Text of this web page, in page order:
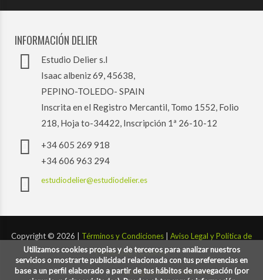
Utilizamos cookies propias y de terceros para analizar nuestros
servicios o mostrarte publicidad relacionada con tus preferencias en
base a un perfil elaborado a partir de tus hábitos de navegación (por
INFORMACIÓN DELIER
Estudio Delier s.l
Isaac albeniz 69, 45638,
PEPINO-TOLEDO- SPAIN
Inscrita en el Registro Mercantil, Tomo 1552, Folio
218, Hoja to-34422, Inscripción 1ª 26-10-12
+34 605 269 918
+34 606 963 294
estudiodelier@estudiodelier.es
Copyright © 2026 | Términos y Condiciones
Aviso Legal y Política de
Privacidad y Cookies
Desarrollado por:codigoconsentido.com